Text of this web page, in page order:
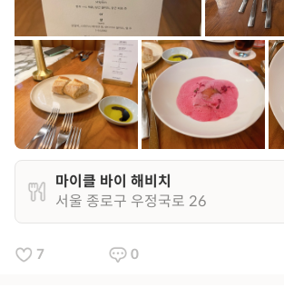
마이클 바이 해비치
서울 종로구 우정국로 26
7 0